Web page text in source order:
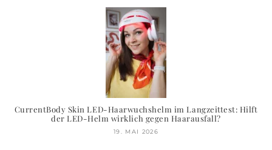
CurrentBody Skin LED-Haarwuchshelm im Langzeittest: Hilft
der LED-Helm wirklich gegen Haarausfall?
19. MAI 2026